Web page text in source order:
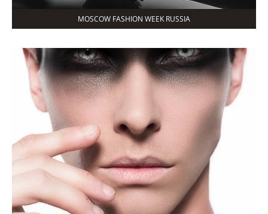
MOSCOW FASHION WEEK RUSSIA